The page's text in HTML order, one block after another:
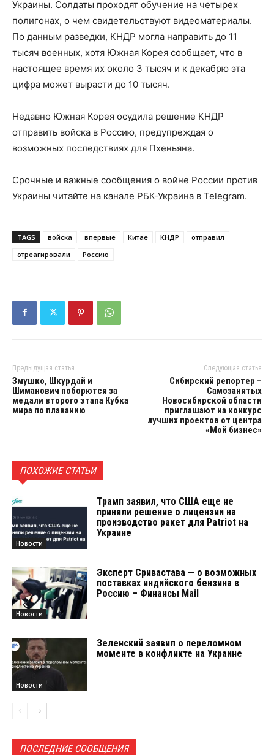
Украины. Солдаты проходят обучение на четырех
полигонах, о чем свидетельствуют видеоматериалы.
По данным разведки, КНДР могла направить до 11
тысяч военных, хотя Южная Корея сообщает, что в
настоящее время их около 3 тысяч и к декабрю эта
цифра может вырасти до 10 тысяч.
Недавно Южная Корея осудила решение КНДР
отправить войска в Россию, предупреждая о
возможных последствиях для Пхеньяна.
Срочные и важные сообщения о войне России против
Украины читайте на канале РБК-Украина в Telegram.
TAGS войска впервые Китае КНДР
отправил
отреагировали
Россию
Предыдущая статья
Змушко, Шкурдай и
Шиманович поборются за
медали второго этапа Кубка
мира по плаванию
Следующая статья
Сибирский репортер –
Самозанятых
Новосибирской области
приглашают на конкурс
лучших проектов от центра
«Мой бизнес»
ПОХОЖИЕ СТАТЬИ
Новости
Трамп заявил, что США еще не
приняли решение о лицензии на
производство ракет для Patriot на
Украине
Новости
Эксперт Сривастава — о возможных
поставках индийского бензина в
Россию – Финансы Mail
Новости
Зеленский заявил о переломном
моменте в конфликте на Украине
ПОСЛЕДНИЕ СООБЩЕНИЯ